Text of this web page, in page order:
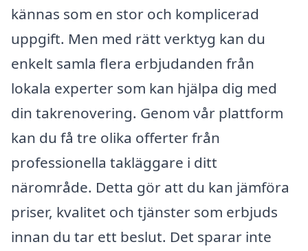
kännas som en stor och komplicerad
uppgift. Men med rätt verktyg kan du
enkelt samla flera erbjudanden från
lokala experter som kan hjälpa dig med
din takrenovering. Genom vår plattform
kan du få tre olika offerter från
professionella takläggare i ditt
närområde. Detta gör att du kan jämföra
priser, kvalitet och tjänster som erbjuds
innan du tar ett beslut. Det sparar inte